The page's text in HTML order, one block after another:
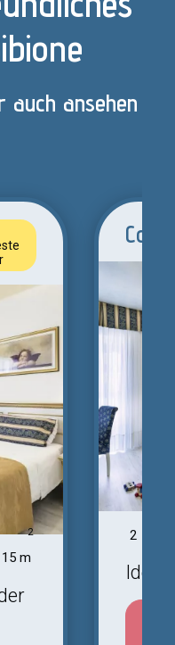
auch ansehen
15 m
2 2
Ideal